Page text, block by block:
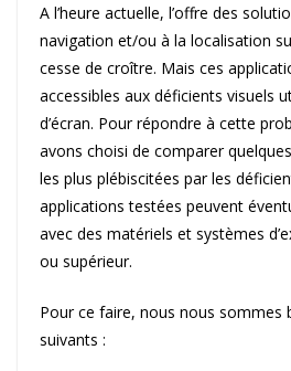
A l’heure actuelle, l’offre des
navigation et/ou à la localisation
cesse de croître. Mais ces
accessibles aux déficients visuels
d’écran. Pour répondre à cette
avons choisi de comparer
les plus plébiscitées par les
applications testées peuvent
avec des matériels et systèmes
ou supérieur.
Pour ce faire, nous nous sommes
suivants :